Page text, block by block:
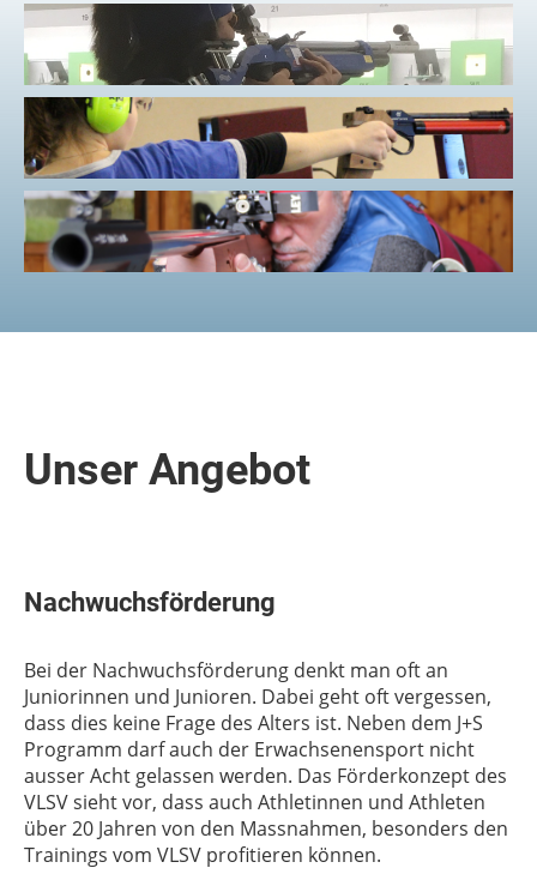
Unser Angebot
Nachwuchsförderung
Bei der Nachwuchsförderung denkt man oft an
Juniorinnen und Junioren. Dabei geht oft vergessen,
dass dies keine Frage des Alters ist. Neben dem J+S
Programm darf auch der Erwachsenensport nicht
ausser Acht gelassen werden. Das Förderkonzept des
VLSV sieht vor, dass auch Athletinnen und Athleten
über 20 Jahren von den Massnahmen, besonders den
Trainings vom VLSV profitieren können.